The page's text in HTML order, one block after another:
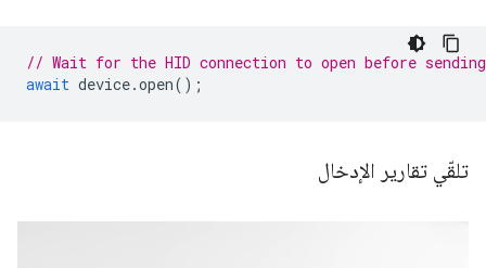
// Wait for the HID connection to open before
await device.open();
تلقّي تقارير الإدخال